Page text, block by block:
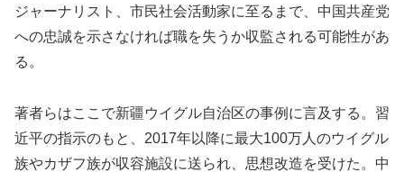
ジャーナリスト、市民社会活動家に至るまで、中国共産党
への忠誠を示さなければ職を失うか収監される可能性があ
る。
著者らはここで新疆ウイグル自治区の事例に言及する。習
近平の指示のもと、2017年以降に最大100万人のウイグル
族やカザフ族が収容施設に送られ、思想改造を受けた。中